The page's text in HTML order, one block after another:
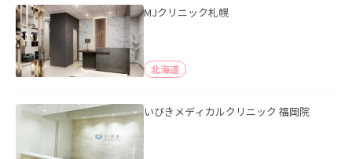
MJクリニック札幌
北海道
いびきメディカルクリニック 福岡院